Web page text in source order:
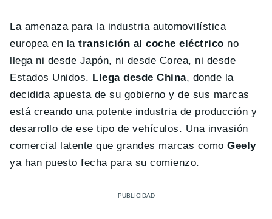
La amenaza para la industria automovilística
europea en la transición al coche eléctrico no
llega ni desde Japón, ni desde Corea, ni desde
Estados Unidos. Llega desde China, donde la
decidida apuesta de su gobierno y de sus marcas
está creando una potente industria de producción y
desarrollo de ese tipo de vehículos. Una invasión
comercial latente que grandes marcas comoGeely
ya han puesto fecha para su comienzo.